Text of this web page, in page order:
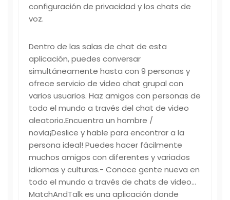
configuración de privacidad y los chats de
voz.
Dentro de las salas de chat de esta
aplicación, puedes conversar
simultáneamente hasta con 9 personas y
ofrece servicio de video chat grupal con
varios usuarios. Haz amigos con personas de
todo el mundo a través del chat de video
aleatorio.Encuentra un hombre /
novia¡Deslice y hable para encontrar a la
persona ideal! Puedes hacer fácilmente
muchos amigos con diferentes y variados
idiomas y culturas.- Conoce gente nueva en
todo el mundo a través de chats de video…
MatchAndTalk es una aplicación donde